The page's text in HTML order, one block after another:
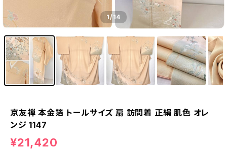
1/14
京友禅 本金箔 トールサイズ 扇 訪問着 正絹 肌色 オレ
ンジ 1147
¥21,420